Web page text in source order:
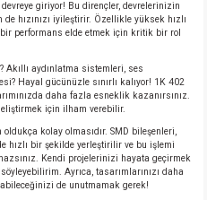
giriyor! Bu dirençler, devrelerinizin
hızınızı iyileştirir. Özellikle yüksek hızlı
performans elde etmek için kritik bir rol
aydınlatma sistemleri, ses
Hayal gücünüzle sınırlı kalıyor! 1K 402
daha fazla esneklik kazanırsınız.
için ilham verebilir.
kolay olmasıdır. SMD bileşenleri,
hızlı bir şekilde yerleştirilir ve bu işlemi
Kendi projelerinizi hayata geçirmek
Ayrıca, tasarımlarınızı daha
de unutmamak gerek!